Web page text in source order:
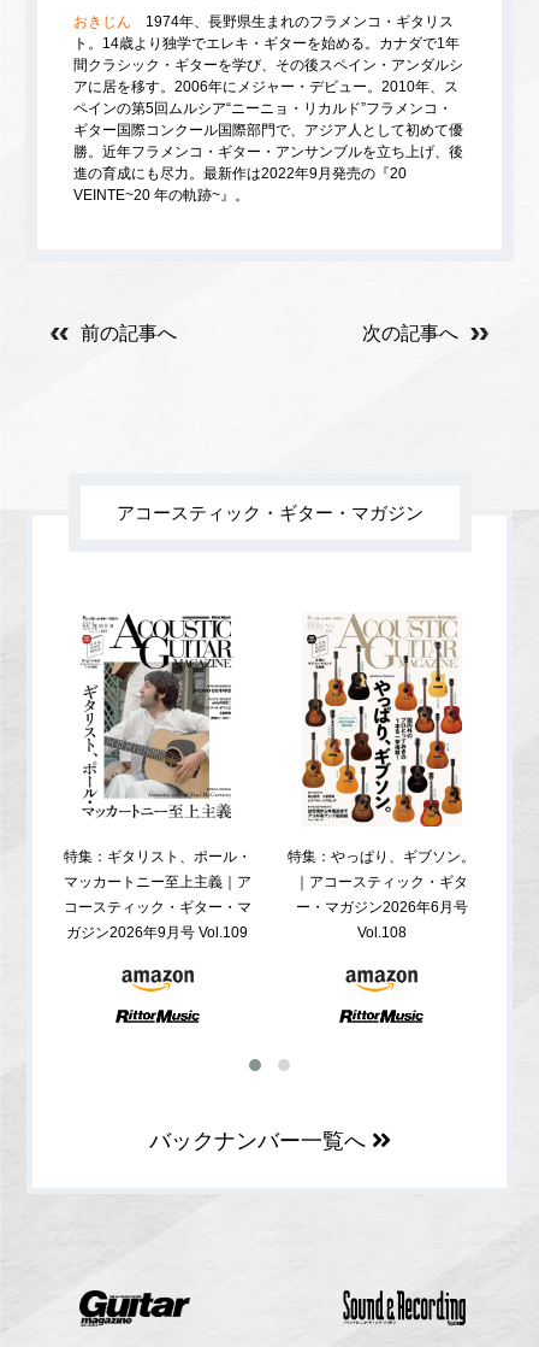
おきじん 1974年、長野県生まれのフラメンコ・ギタリス
ト。14歳より独学でエレキ・ギターを始める。カナダで1年
間クラシック・ギターを学び、その後スペイン・アンダルシ
アに居を移す。2006年にメジャー・デビュー。2010年、ス
ペインの第5回ムルシア“ニーニョ・リカルド”フラメンコ・
ギター国際コンクール国際部門で、アジア人として初めて優
勝。近年フラメンコ・ギター・アンサンブルを立ち上げ、後
進の育成にも尽力。最新作は2022年9月発売の『20
VEINTE~20 年の軌跡~』。
前の記事へ 次の記事へ
アコースティック・ギター・マガジン
特集：ギタリスト、ポール・
マッカートニー至上主義｜ア
コースティック・ギター・マ
ガジン2026年9月号 Vol.109
特集：やっぱり、ギブソン。
｜アコースティック・ギタ
ー・マガジン2026年6月号
Vol.108
バックナンバー一覧へ